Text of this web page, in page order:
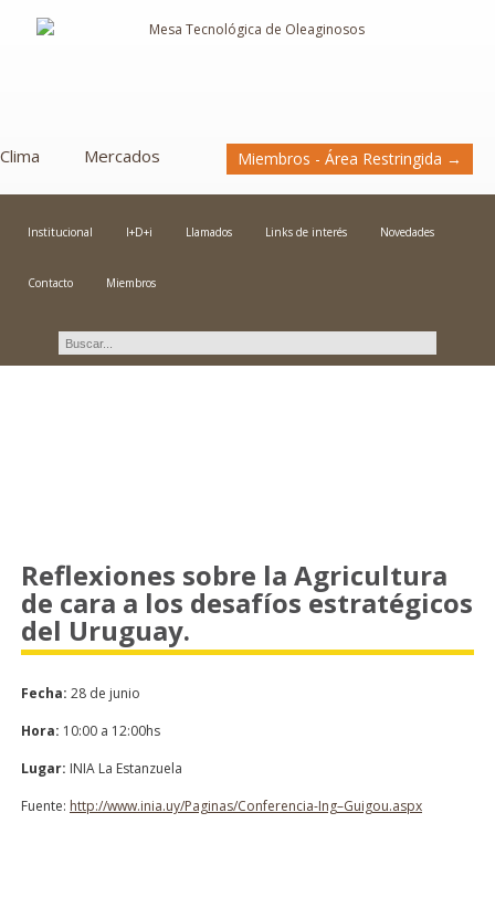
Clima Mercados Miembros - Área Restringida →
Institucional I+D+i Llamados Links de interés Novedades
Contacto Miembros
Reflexiones sobre la Agricultura
de cara a los desafíos estratégicos
del Uruguay.
Fecha: 28 de junio
Hora: 10:00 a 12:00hs
Lugar: INIA La Estanzuela
Fuente: http://www.inia.uy/Paginas/Conferencia-Ing–Guigou.aspx